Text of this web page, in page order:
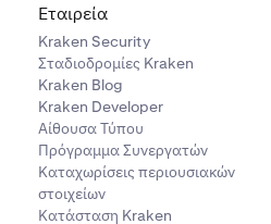
Εταιρεία
Kraken Security
Σταδιοδρομίες Kraken
Kraken Blog
Kraken Developer
Αίθουσα Τύπου
Πρόγραμμα Συνεργατών
Καταχωρίσεις περιουσιακών
στοιχείων
Κατάσταση Kraken